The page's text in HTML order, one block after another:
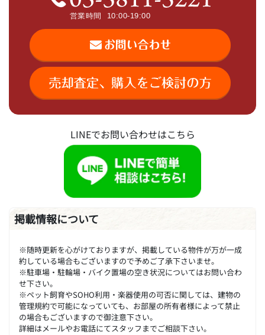
LINEでお問い合わせはこちら
掲載情報について
※随時更新を心がけておりますが、掲載している物件が万が一成
約している場合もございますので予めご了承下さいませ。
※駐車場・駐輪場・バイク置場の空き状況についてはお問い合わ
せ下さい。
※ペット飼育やSOHO利用・楽器使用の可否に関しては、建物の
管理規約で可能になっていても、お部屋の所有者様によって禁止
の場合もございますので御注意下さい。
詳細はメールやお電話にてスタッフまでご相談下さい。